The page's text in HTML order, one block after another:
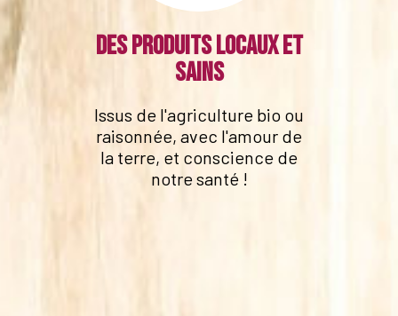
Des produits locaux et
sains
Issus de l'agriculture bio ou
raisonnée, avec l'amour de
la terre, et conscience de
notre santé !